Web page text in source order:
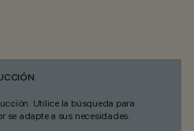
Utilice la búsqueda para
se adapte a sus necesidades.